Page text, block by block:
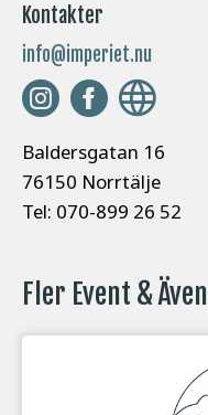
Kontakter
info@imperiet.nu
Baldersgatan 16
76150 Norrtälje​
Tel: 070-899 26 52
Fler Event &